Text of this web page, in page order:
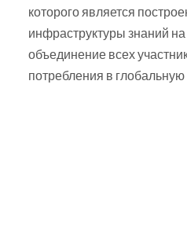
которого является
инфраструктуры знаний
объединение всех
потребления в глобальную